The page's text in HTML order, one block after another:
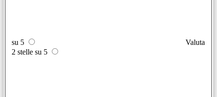
su 5
Valuta
2 stelle su 5